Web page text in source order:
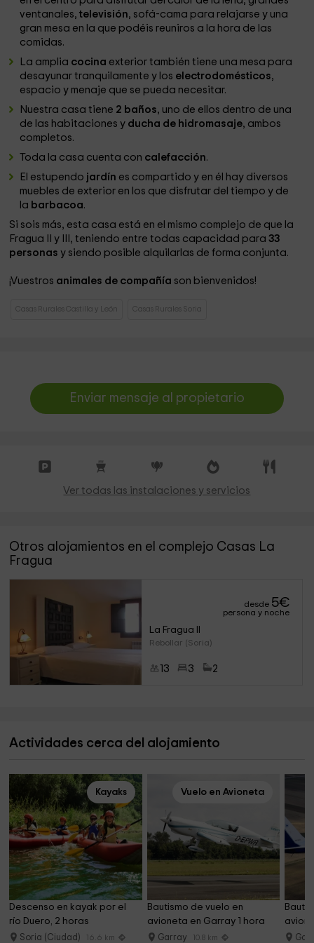
ventanales, televisión, sofá-cama para relajarse y una
gran mesa en la que podéis reuniros a la hora de las
comidas.
La amplia cocina exterior también tiene una mesa para
desayunar tranquilamente y los electrodomésticos,
espacio y menaje que se pueda necesitar.
Nuestra casa tiene 2 baños, uno de ellos dentro de una
de las habitaciones y ducha de hidromasaje, ambos
completos.
Toda la casa cuenta con calefacción.
El estupendo jardín es compartido y en él hay diversos
muebles de exterior en los que disfrutar del tiempo y de
la barbacoa.
Si sois más, esta casa está en el mismo complejo de que la
Fragua II y III, teniendo entre todas capacidad para 33
personas y siendo posible alquilarlas de forma conjunta.
¡Vuestros animales de compañía son bienvenidos!
Casas Rurales Castilla y León Casas Rurales Soria
Enviar mensaje al propietario
Ver todas las instalaciones y servicios
Otros alojamientos en el complejo Casas La
Fragua
desde 5€
persona y noche
La Fragua II
Rebollar (Soria)
13 3 2
Actividades cerca del alojamiento
Kayaks
Descenso en kayak por el
río Duero, 2 horas
Soria (Ciudad) 16.6 km
Vuelo en Avioneta
Bautismo de vuelo en
avioneta en Garray 1 hora
Garray 10.8 km